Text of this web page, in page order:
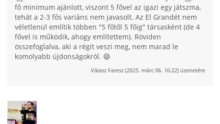
fő minimum ajánlott, viszont 5 fővel az igazi egy játszma,
tehát a 2-3 fős variáns nem javasolt. Az El Grandét nem
véletlenül említik többen "5 főtől 5 főig" társasként (de 4
fővel is működik, ahogy említettem). Röviden
összefoglalva, aki a régit veszi meg, nem marad le
komolyabb újdonságokról. 😄
Válasz Faresz (2025. márc 06. 16:22) üzenetére